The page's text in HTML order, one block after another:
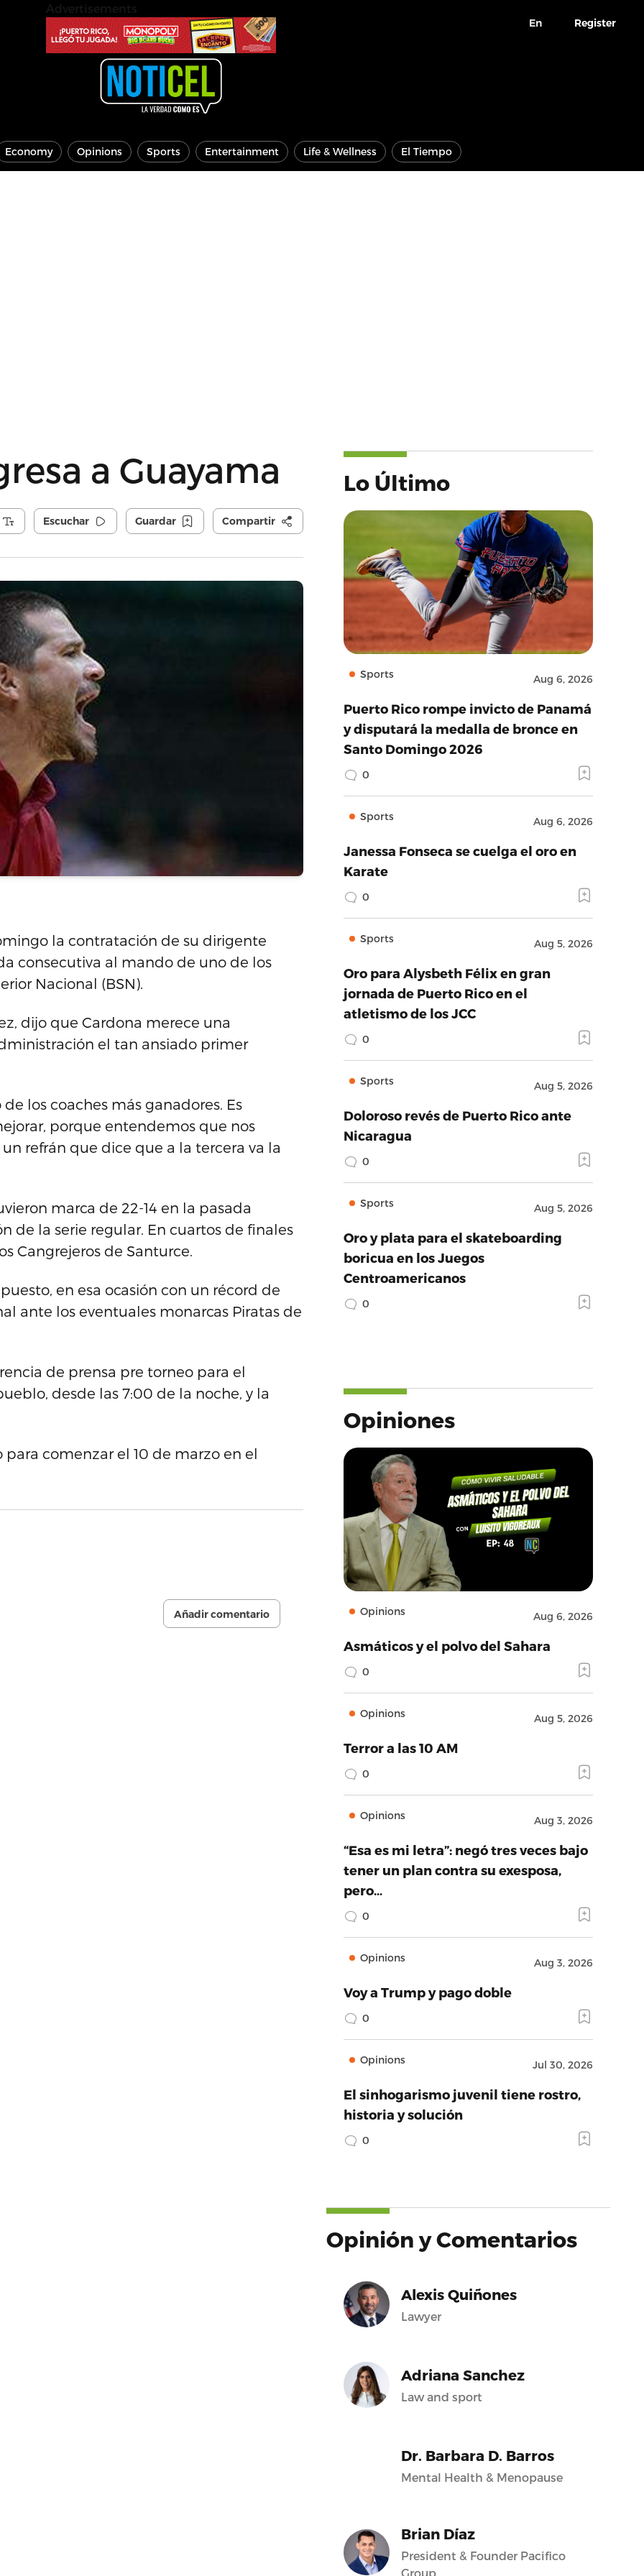
En Register
Economy Opinions Sports Entertainment Life & Wellness El Tiempo
a Guayama
Escuchar Guardar Compartir
la contratación de su dirigente
consecutiva al mando de uno de los
Nacional (BSN).
dijo que Cardona merece una
el tan ansiado primer
los coaches más ganadores. Es
porque entendemos que nos
refrán que dice que a la tercera va la
marca de 22-14 en la pasada
de la serie regular. En cuartos de finales
Cangrejeros de Santurce.
en esa ocasión con un récord de
ante los eventuales monarcas Piratas de
de prensa pre torneo para el
desde las 7:00 de la noche, y la
comenzar el 10 de marzo en el
Añadir comentario
Lo Último
Sports Aug 6, 2026
Puerto Rico rompe invicto de Panamá
y disputará la medalla de bronce en
Santo Domingo 2026
0
Sports Aug 6, 2026
Janessa Fonseca se cuelga el oro en
Karate
0
Sports Aug 5, 2026
Oro para Alysbeth Félix en gran
jornada de Puerto Rico en el
atletismo de los JCC
0
Sports Aug 5, 2026
Doloroso revés de Puerto Rico ante
Nicaragua
0
Sports Aug 5, 2026
Oro y plata para el skateboarding
boricua en los Juegos
Centroamericanos
0
Opiniones
Opinions Aug 6, 2026
Asmáticos y el polvo del Sahara
0
Opinions Aug 5, 2026
Terror a las 10 AM
0
Opinions Aug 3, 2026
“Esa es mi letra”: negó tres veces bajo
tener un plan contra su exesposa,
pero…
0
Opinions Aug 3, 2026
Voy a Trump y pago doble
0
Opinions Jul 30, 2026
El sinhogarismo juvenil tiene rostro,
historia y solución
0
Opinión y Comentarios
Alexis Quiñones
Lawyer
Adriana Sanchez
Law and sport
Dr. Barbara D. Barros
Mental Health & Menopause
Brian Díaz
President & Founder Pacifico
Group